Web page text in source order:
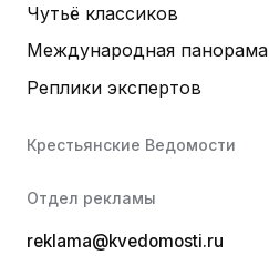
Чутьё классиков
Международная панорама
Реплики экспертов
Крестьянские Ведомости
Отдел рекламы
reklama@kvedomosti.ru